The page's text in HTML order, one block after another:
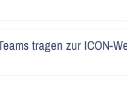
tragen zur ICON-